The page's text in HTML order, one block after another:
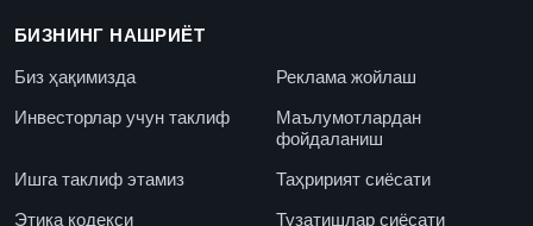
БИЗНИНГ НАШРИЁТ
Биз ҳақимизда
Реклама жойлаш
Инвесторлар учун таклиф
Маълумотлардан
фойдаланиш
Ишга таклиф этамиз
Таҳририят сиёсати
Этика кодекси
Тузатишлар сиёсати